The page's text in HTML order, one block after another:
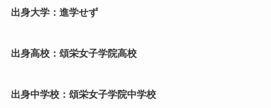
出身大学：進学せず
出身高校：頌栄女子学院高校
出身中学校：頌栄女子学院中学校